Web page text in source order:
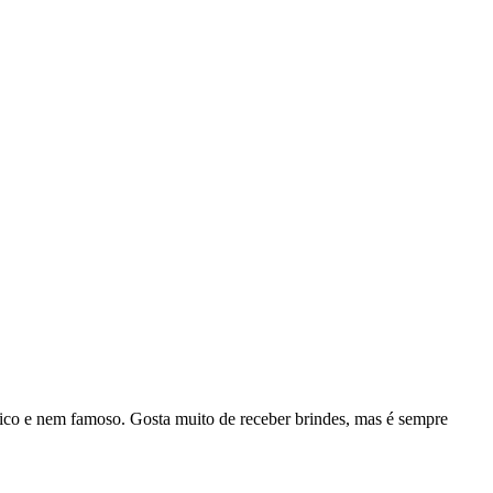
e nem famoso. Gosta muito de receber brindes, mas é sempre